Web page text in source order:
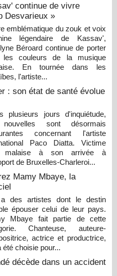
continue de vivre
Desvarieux »
emblématique du zouk et voix
légendaire de Kassav',
Béroard continue de porter
les couleurs de la musique
En tournée dans les
l'artiste...
: son état de santé évolue
plusieurs jours d'inquiétude,
sont désormais
concernant l'artiste
Paco Diatta. Victime
malaise à son arrivée à
de Bruxelles-Charleroi...
Mamy Mbaye, la
des artistes dont le destin
épouser celui de leur pays.
Mbaye fait partie de cette
Chanteuse, auteure-
actrice et productrice,
été choisie pour...
décède dans un accident